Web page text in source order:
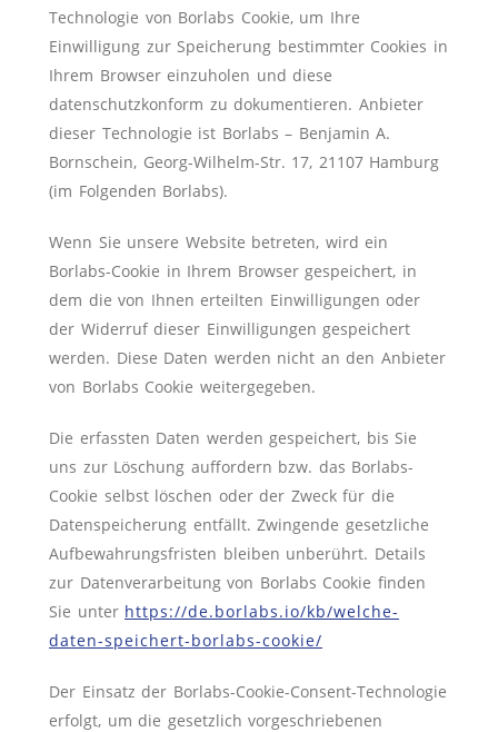
Technologie von Borlabs Cookie, um Ihre
Einwilligung zur Speicherung bestimmter Cookies in
Ihrem Browser einzuholen und diese
datenschutzkonform zu dokumentieren. Anbieter
dieser Technologie ist Borlabs – Benjamin A.
Bornschein, Georg-Wilhelm-Str. 17, 21107 Hamburg
(im Folgenden Borlabs).
Wenn Sie unsere Website betreten, wird ein
Borlabs-Cookie in Ihrem Browser gespeichert, in
dem die von Ihnen erteilten Einwilligungen oder
der Widerruf dieser Einwilligungen gespeichert
werden. Diese Daten werden nicht an den Anbieter
von Borlabs Cookie weitergegeben.
Die erfassten Daten werden gespeichert, bis Sie
uns zur Löschung auffordern bzw. das Borlabs-
Cookie selbst löschen oder der Zweck für die
Datenspeicherung entfällt. Zwingende gesetzliche
Aufbewahrungsfristen bleiben unberührt. Details
zur Datenverarbeitung von Borlabs Cookie finden
Sie unter https://de.borlabs.io/kb/welche-
daten-speichert-borlabs-cookie/
Der Einsatz der Borlabs-Cookie-Consent-Technologie
erfolgt, um die gesetzlich vorgeschriebenen